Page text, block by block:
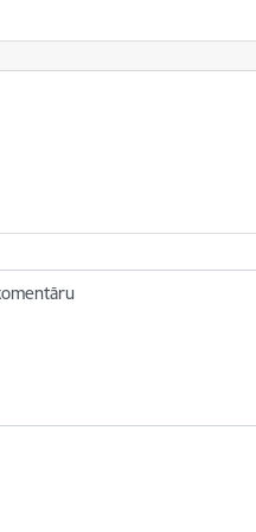
noderīga?